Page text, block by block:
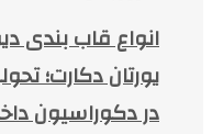
انواع قاب بندی
یورتان دکارت؛
در دکوراسیون